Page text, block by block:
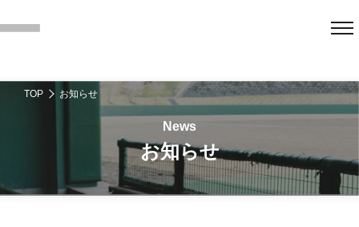
TOP お知らせ
お知らせ